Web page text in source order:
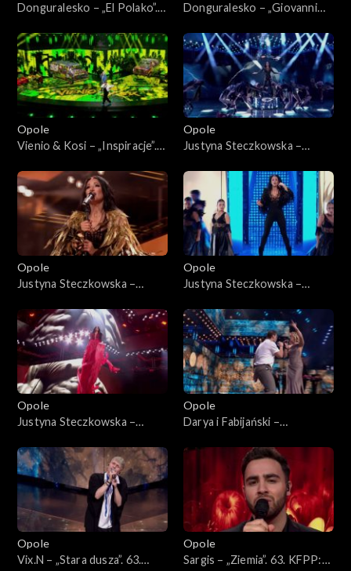
Donguralesko – „El Polako”.
Jedno podwórko 2”
Donguralesko – „Giovanni
„Hip-hop. Jedno podwórko
Opole
Vienio & Kosi – „Inspiracje”.
Jedno podwórko 2”
Opole
Justyna Steczkowska –
„Premiery”
Opole
Justyna Steczkowska –
siebie”, „Domek z kart”. 63.
KFPP: Koncert „Premiery”
Opole
Justyna Steczkowska –
lustrem świata”, „Każda fala
znajdzie brzeg”. 63. KFPP:
Koncert „Premiery”
Opole
Justyna Steczkowska –
karę”, Oko za oko”, „Stu
policjantów”. 63. KFPP:
Koncert „Premiery”
Opole
Darya i Fabijański –
Koncert „Premiery”
Opole
Vix.N – „Stara dusza”. 63.
Opole
Sargis – „Ziemia”. 63. KFPP: